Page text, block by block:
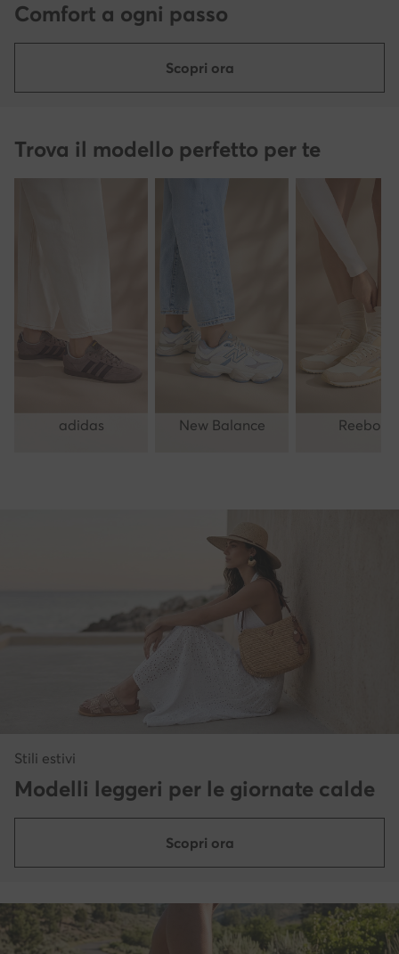
Comfort a ogni passo
Scopri ora
Trova il modello perfetto per te
adidas New Balance Reebok
Stili estivi
Modelli leggeri per le giornate calde
Scopri ora